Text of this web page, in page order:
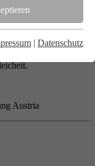
| Datenschutz
Austria